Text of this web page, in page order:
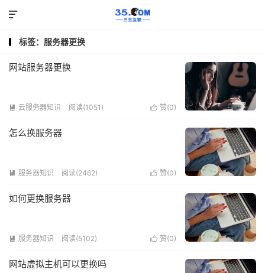

标签：服务器更换
网站服务器更换
 云服务器知识 阅读(1051)  赞(0)
怎么换服务器
 服务器知识 阅读(2462)  赞(0)
如何更换服务器
 服务器知识 阅读(5102)  赞(0)
网站虚拟主机可以更换吗